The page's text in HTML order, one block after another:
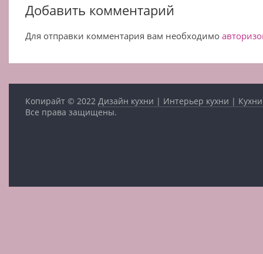
Добавить комментарий
Для отправки комментария вам необходимо
Копирайт © 2022 Дизайн кухни | Интерьер кухни |
Все права защищены.